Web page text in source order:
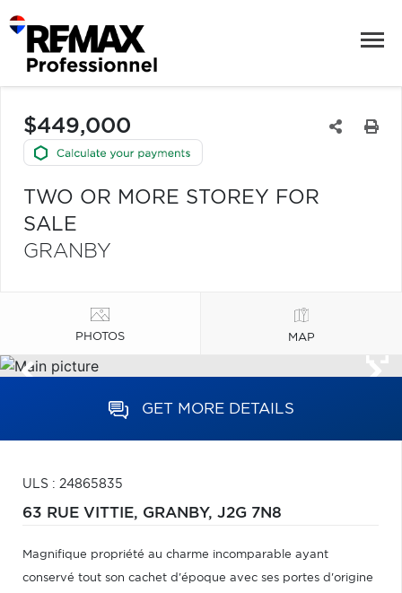
$449,000
TWO OR MORE STOREY FOR
SALE
GRANBY
PHOTOS MAP
GET MORE DETAILS
ULS : 24865835
63 RUE VITTIE, GRANBY, J2G 7N8
Magnifique propriété au charme incomparable ayant
conservé tout son cachet d'époque avec ses portes d'origine